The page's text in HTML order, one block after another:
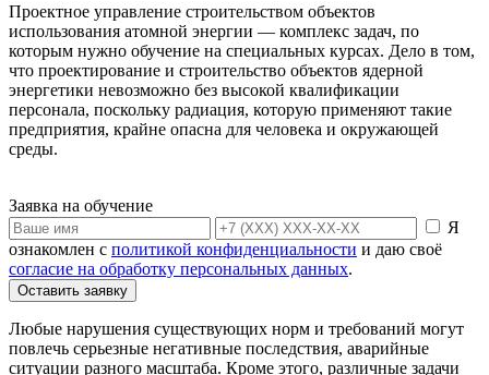
Проектное управление строительством объектов
использования атомной энергии — комплекс задач, по
которым нужно обучение на специальных курсах. Дело в том,
что проектирование и строительство объектов ядерной
энергетики невозможно без высокой квалификации
персонала, поскольку радиация, которую применяют такие
предприятия, крайне опасна для человека и окружающей
среды.
Заявка на обучение
Я
ознакомлен с политикой конфиденциальности и даю своё
согласие на обработку персональных данных.
Оставить заявку
Любые нарушения существующих норм и требований могут
повлечь серьезные негативные последствия, аварийные
ситуации разного масштаба. Кроме этого, различные задачи